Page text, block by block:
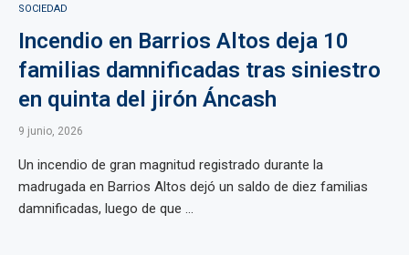
SOCIEDAD
Incendio en Barrios Altos deja 10
familias damnificadas tras siniestro
en quinta del jirón Áncash
9 junio, 2026
Un incendio de gran magnitud registrado durante la
madrugada en Barrios Altos dejó un saldo de diez familias
damnificadas, luego de que ...